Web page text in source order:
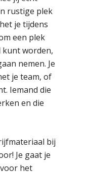
rustige plek
je tijdens
een plek
kunt worden,
nemen. Je
je team, of
Iemand die
en die
bij
Je gaat je
het